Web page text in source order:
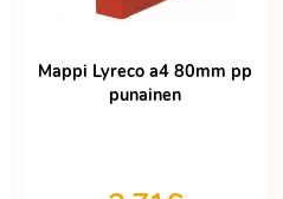
Mappi Lyreco a4 80mm pp
punainen